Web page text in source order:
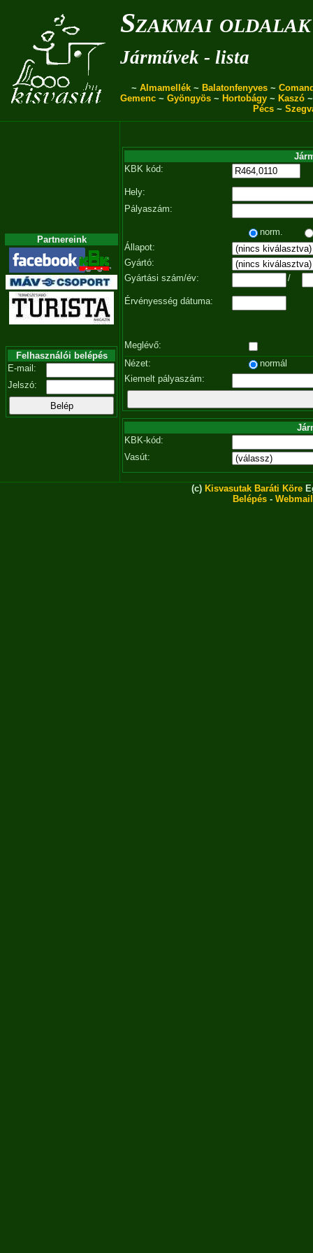
Szakmai oldalak
Járművek - lista
~ Almamellék ~ Balatonfenyves ~
Gemenc ~ Gyöngyös ~ Hortobágy ~ Kaszó
Pécs ~
Partnereink
Felhasználói belépés
E-mail:
Jelszó:
KBK kód:
Hely:
Pályaszám:
norm.
Állapot:
Gyártó:
Gyártási szám/év:
/
Érvényesség dátuma:
Meglévő:
Nézet:
normál
Kiemelt pályaszám:
KBK-kód:
Vasút:
(c) Kisvasutak Baráti Köre
Belépés - Webmail